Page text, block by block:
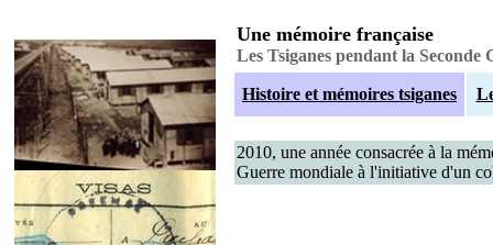
Une mémoire française
Les Tsiganes pendant la Seconde
Histoire et mémoires tsiganes
2010, une année consacrée à la
Guerre mondiale à l'initiative d'un